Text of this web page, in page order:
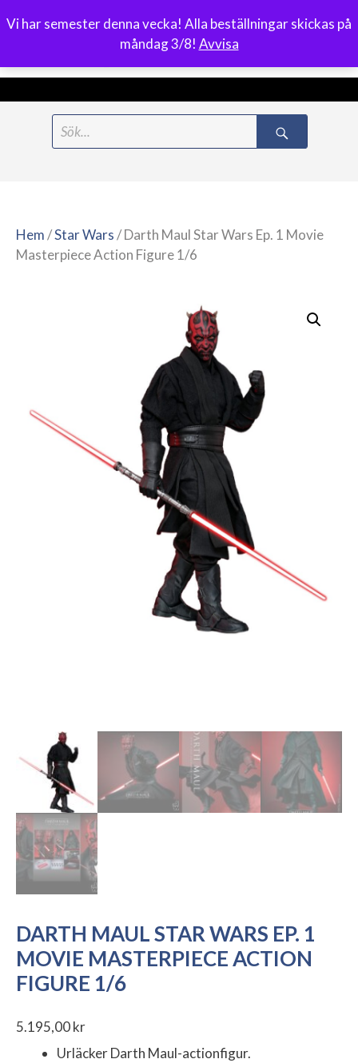
Vi har semester denna vecka! Alla beställningar skickas på
måndag 3/8! Avvisa
0
Meny
Hem/Star Wars/ Darth Maul Star Wars Ep. 1 Movie
Masterpiece Action Figure 1/6
DARTH MAUL STAR WARS EP. 1
MOVIE MASTERPIECE ACTION
FIGURE 1/6
5.195,00kr
Urläcker Darth Maul-actionfigur.